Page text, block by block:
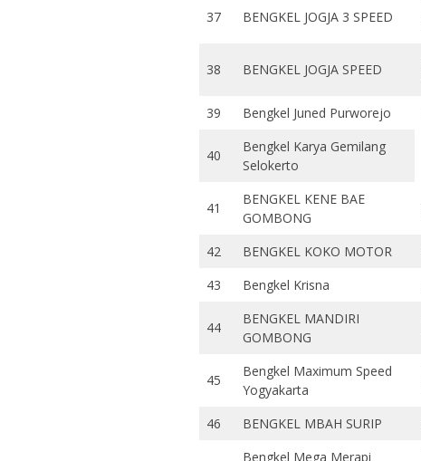
37 BENGKEL JOGJA 3 SPEED
38 BENGKEL JOGJA SPEED
39
Bengkel Juned Purworejo
40
Bengkel Karya Gemilang
Selokerto
41
BENGKEL KENE BAE
GOMBONG
42 BENGKEL KOKO MOTOR
43
Bengkel Krisna
44
BENGKEL MANDIRI
GOMBONG
45
Bengkel Maximum Speed
Yogyakarta
46
BENGKEL MBAH SURIP
Bengkel Mega Merapi